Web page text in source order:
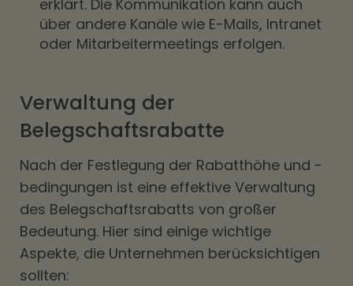
erklärt. Die Kommunikation kann auch
über andere Kanäle wie E-Mails, Intranet
oder Mitarbeitermeetings erfolgen.
Verwaltung der
Belegschaftsrabatte
Nach der Festlegung der Rabatthöhe und -
bedingungen ist eine effektive Verwaltung
des Belegschaftsrabatts von großer
Bedeutung. Hier sind einige wichtige
Aspekte, die Unternehmen berücksichtigen
sollten: